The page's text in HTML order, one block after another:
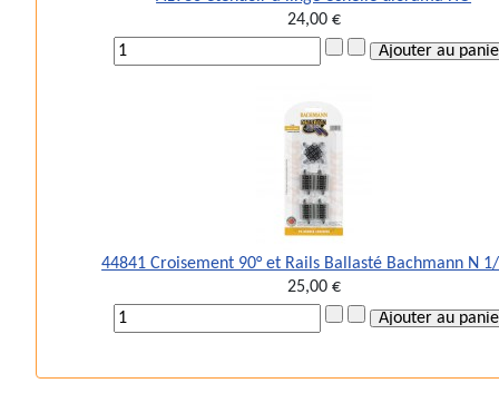
24,00 €
44841 Croisement 90° et Rails Ballasté Bachmann N
25,00 €